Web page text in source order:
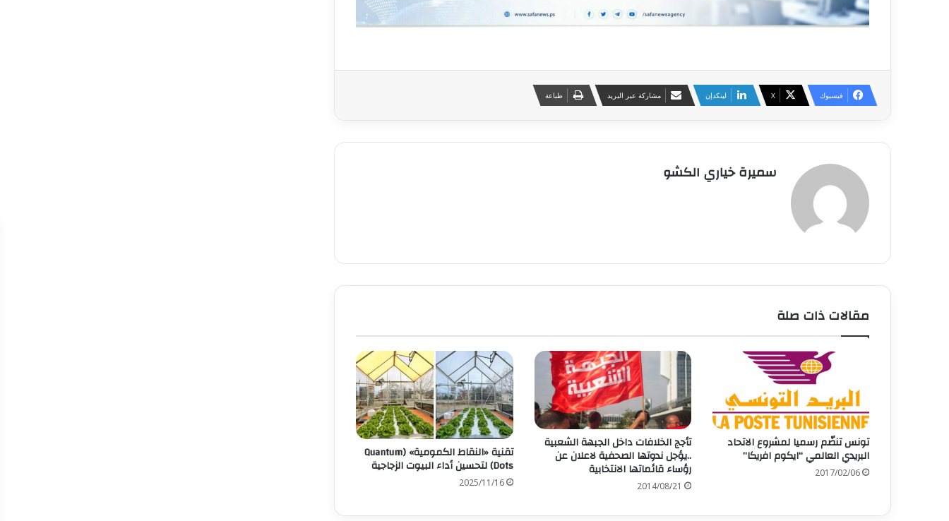
فيسبوك ‫X لينكدإن مشاركة عبر البريد طباعة
سميرة خياري الكشو
مقالات ذات صلة
تونس تنضّم رسميا لمشروع الاتحاد
البريدي العالمي “ايكوم افريكا”
2017/02/06
تأجج الخلافات داخل الجبھة الشعبیة
..يؤجل ندوتھا الصحفیة لاعلان عن
رؤساء قائماتھا الانتخابیة
2014/08/21
تقنية «النقاط الكمومية» (Quantum
Dots) لتحسين أداء البيوت الزجاجية
2025/11/16